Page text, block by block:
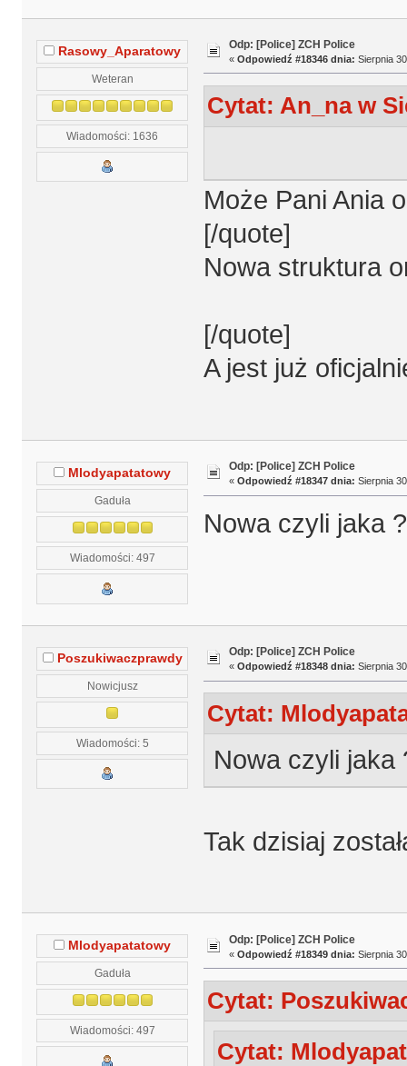
Rasowy_Aparatowy
Weteran
Wiadomości: 1636
Odp: [Police] ZCH Police
« Odpowiedź #18346 dnia: Sierpnia
Cytat: An_na w
Może Pani Ania
[/quote]
Nowa struktura
[/quote]
A jest już
Mlodyapatatowy
Gaduła
Wiadomości: 497
Odp: [Police] ZCH Police
« Odpowiedź #18347 dnia: Sierpnia
Nowa czyli jaka
Poszukiwaczprawdy
Nowicjusz
Wiadomości: 5
Odp: [Police] ZCH Police
« Odpowiedź #18348 dnia: Sierpnia
Cytat:
Nowa czyli jaka
Tak dzisiaj
Mlodyapatatowy
Gaduła
Wiadomości: 497
Odp: [Police] ZCH Police
« Odpowiedź #18349 dnia: Sierpnia
Cytat:
Cytat: